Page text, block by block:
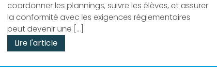
coordonner les plannings, suivre les élèves, et assurer
la conformité avec les exigences réglementaires
peut devenir une […]
Lire l'article